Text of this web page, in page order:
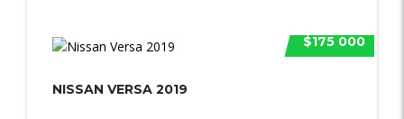
$175 000
NISSAN VERSA 2019